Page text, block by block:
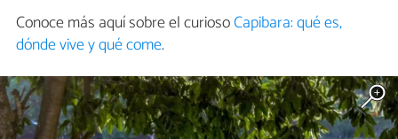
Conoce más aquí sobre el curiosoCapibara: qué es,
dónde vive y qué come.